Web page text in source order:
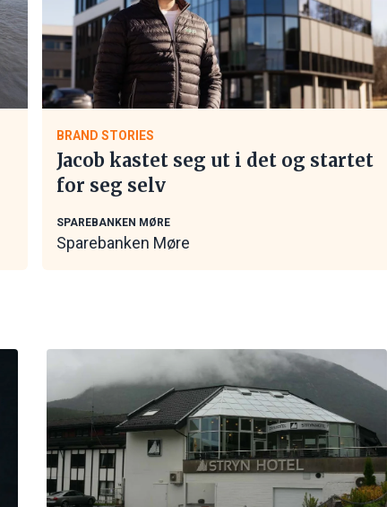
BRAND STORIES
Jacob kastet seg ut i det og startet
for seg selv
SPAREBANKEN MØRE
Sparebanken Møre